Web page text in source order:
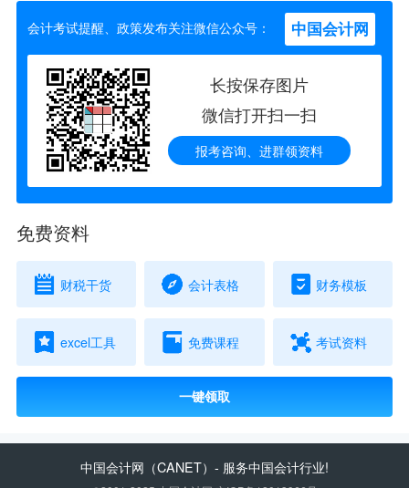
会计考试提醒、政策发布关注微信公众号： 中国会计网
长按保存图片
微信打开扫一扫
报考咨询、进群领资料
免费资料
财税干货 会计表格 财务模板
excel工具 免费课程 考试资料
一键领取
中国会计网 （CANET）- 服务中国会计行业!